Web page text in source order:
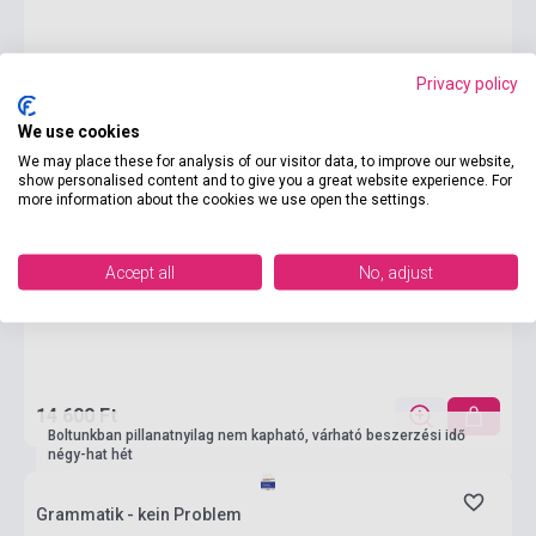
14 600 Ft
Boltunkban pillanatnyilag nem kapható, várható beszerzési idő
négy-hat hét
Grammatik - kein Problem
Privacy policy
We use cookies
We may place these for analysis of our visitor data, to improve our website,
show personalised content and to give you a great website experience. For
more information about the cookies we use open the settings.
Accept all No, adjust